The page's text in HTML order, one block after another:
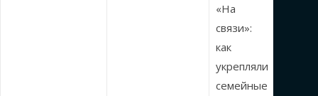
«На
связи»:
как
укрепляли
семейные